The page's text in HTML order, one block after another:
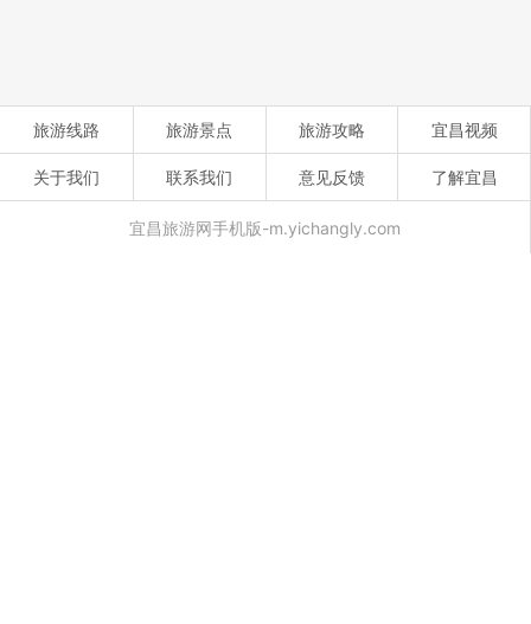
旅游线路 旅游景点 旅游攻略 宜昌视频
关于我们 联系我们 意见反馈 了解宜昌
宜昌旅游网手机版-m.yichangly.com